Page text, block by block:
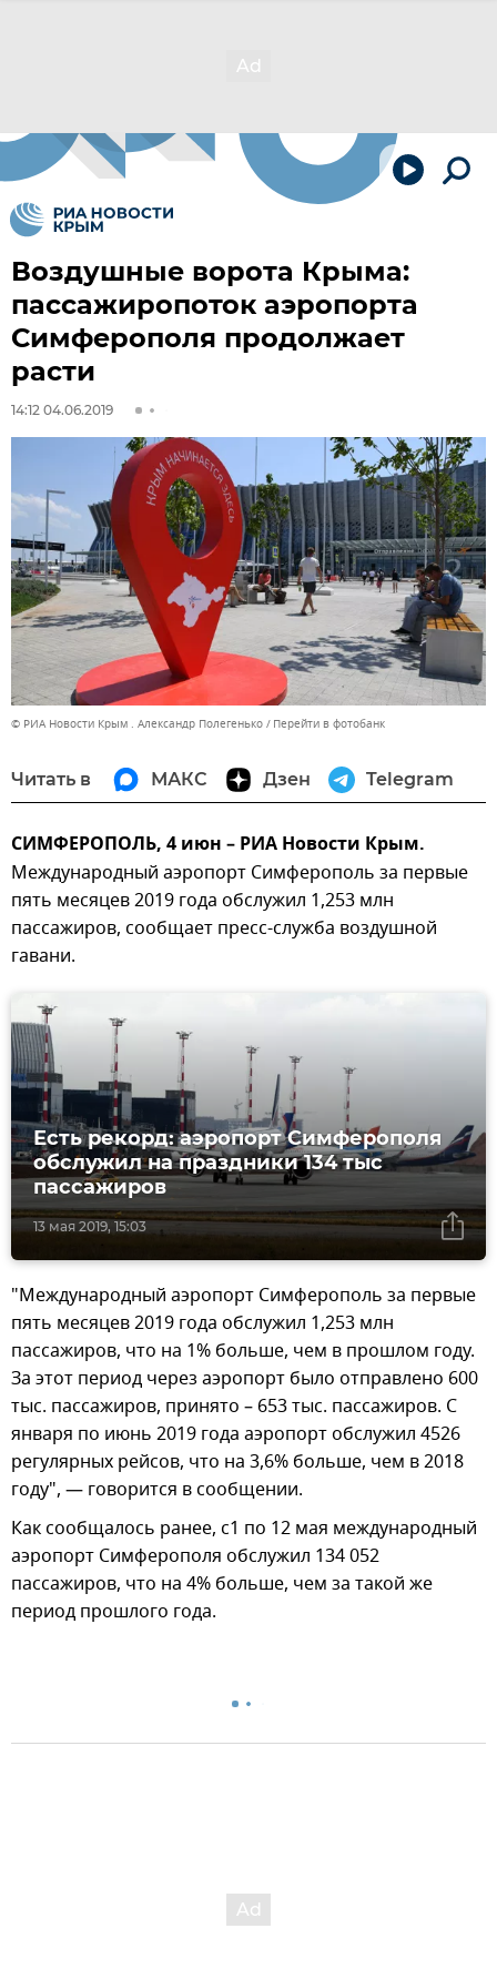
Воздушные ворота Крыма:
пассажиропоток аэропорта
Симферополя продолжает
расти
14:12 04.06.2019
© РИА Новости Крым . Александр Полегенько Перейти в фотобанк
Читать в МАКС Дзен Telegram
СИМФЕРОПОЛЬ, 4 июн – РИА Новости Крым.
Международный аэропорт Симферополь за первые
пять месяцев 2019 года обслужил 1,253 млн
пассажиров, сообщает пресс-служба воздушной
гавани.
13 мая 2019, 15:03
Есть рекорд: аэропорт Симферополя
обслужил на праздники 134 тыс
пассажиров
"Международный аэропорт Симферополь за первые
пять месяцев 2019 года обслужил 1,253 млн
пассажиров, что на 1% больше, чем в прошлом году.
За этот период через аэропорт было отправлено 600
тыс. пассажиров, принято – 653 тыс. пассажиров. С
января по июнь 2019 года аэропорт обслужил 4526
регулярных рейсов, что на 3,6% больше, чем в 2018
году", — говорится в сообщении.
Как сообщалось ранее, с1 по 12 мая международный
аэропорт Симферополя обслужил 134 052
пассажиров, что на 4% больше, чем за такой же
период прошлого года.